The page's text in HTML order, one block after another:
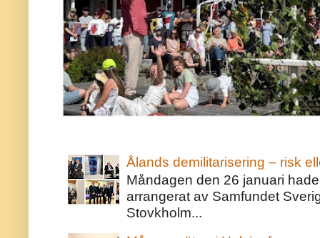
Ålands demilitarisering – risk
Måndagen den 26 januari
arrangerat av Samfundet
Stovkholm...